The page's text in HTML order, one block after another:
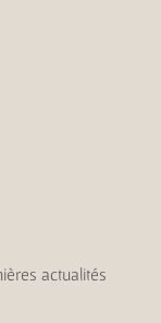
actualités